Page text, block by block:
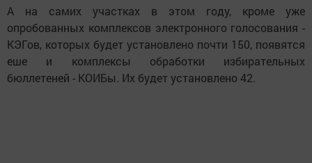
А на самих участках в этом году, кроме уже
опробованных комплексов электронного голосования -
КЭГов, которых будет установлено почти 150, появятся
еше и комплексы обработки избирательных
бюллетеней - КОИБы. Их будет установлено 42.